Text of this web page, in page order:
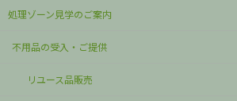
処理ゾーン見学のご案内
不用品の受入・ご提供
リユース品販売